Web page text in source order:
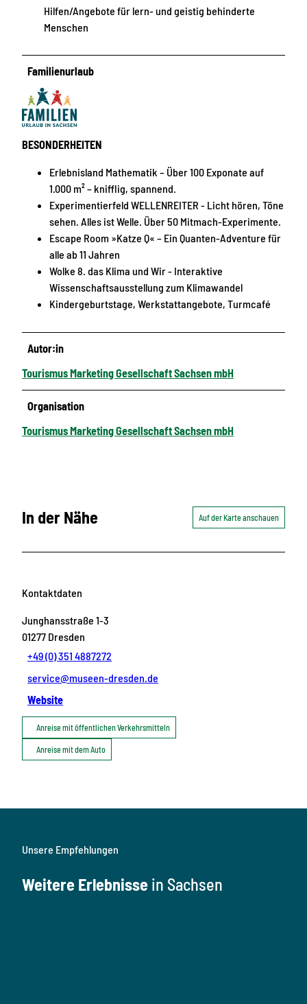
Hilfen/Angebote für lern- und geistig behinderte
Menschen
Familienurlaub
BESONDERHEITEN
Erlebnisland Mathematik – Über 100 Exponate auf
1.000 m² – knifflig, spannend.
Experimentierfeld WELLENREITER - Licht hören, Töne
sehen. Alles ist Welle. Über 50 Mitmach-Experimente.
Escape Room »Katze Q« – Ein Quanten-Adventure für
alle ab 11 Jahren
Wolke 8. das Klima und Wir - Interaktive
Wissenschaftsausstellung zum Klimawandel
Kindergeburtstage, Werkstattangebote, Turmcafé
Autor:in
Tourismus Marketing Gesellschaft Sachsen mbH
Organisation
Tourismus Marketing Gesellschaft Sachsen mbH
In der Nähe Auf der Karte anschauen
Kontaktdaten
Junghansstraße 1-3
01277 Dresden
+49 (0) 351 4887272
service@museen-dresden.de
Website
Anreise mit öffentlichen Verkehrsmitteln
Anreise mit dem Auto
Unsere Empfehlungen
Weitere Erlebnisse in Sachsen